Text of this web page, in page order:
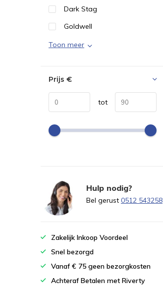
Dark Stag
Goldwell
Toon meer
Prijs €
tot
Hulp nodig?
Bel gerust 0512 543258
Zakelijk Inkoop Voordeel
Snel bezorgd
Vanaf € 75 geen bezorgkosten
Achteraf Betalen met Riverty